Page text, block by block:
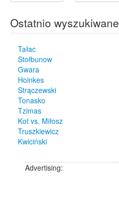
Ostatnio wyszukiwane
Tałac
Stołbunow
Gwara
Hoinkes
Strączewski
Tonasko
Tzimas
Kot vs. Miłosz
Truszkiewicz
Kwiciński
Advertising: